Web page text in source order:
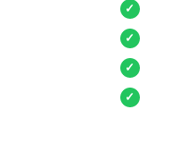
✓ Jusqu’à
✓
✓ Pose
✓ Aides et